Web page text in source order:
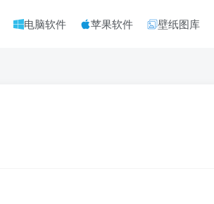
电脑软件 苹果软件 壁纸图库